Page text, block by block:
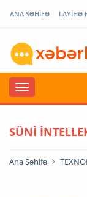
ANA SƏHİFƏ LAYİHƏ
SÜNİ
Ana Səhifə